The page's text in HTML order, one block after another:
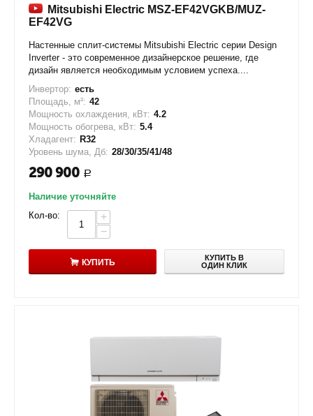
Mitsubishi Electric MSZ-EF42VGKB/MUZ-
EF42VG
Настенные сплит-системы Mitsubishi Electric серии Design
Inverter - это современное дизайнерское решение, где
дизайн является необходимым условием успеха....
Инвертор: есть
Площадь, м²: 42
Мощность охлаждения, кВт: 4.2
Мощность обогрева, кВт: 5.4
Хладагент: R32
Уровень шума, Дб: 28/30/35/41/48
290 900 Р
Наличие уточняйте
Кол-во:
+
−
КУПИТЬ
КУПИТЬ В
ОДИН КЛИК